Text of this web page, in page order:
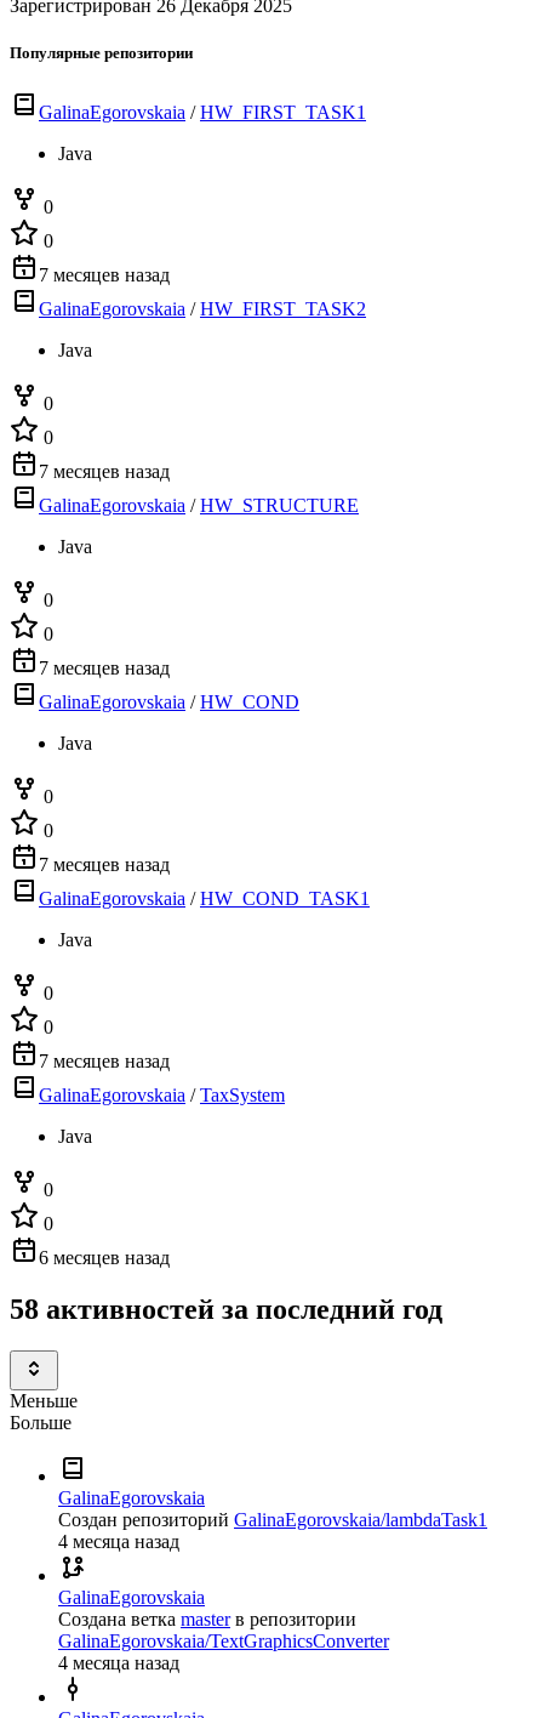
Зарегистрирован 26 Декабря 2025
Популярные репозитории
GalinaEgorovskaia /HW_FIRST_TASK1
Java
0
0
7 месяцев назад
GalinaEgorovskaia /HW_FIRST_TASK2
Java
0
0
7 месяцев назад
GalinaEgorovskaia /HW_STRUCTURE
Java
0
0
7 месяцев назад
GalinaEgorovskaia /HW_COND
Java
0
0
7 месяцев назад
GalinaEgorovskaia /HW_COND_TASK1
Java
0
0
7 месяцев назад
GalinaEgorovskaia /TaxSystem
Java
0
0
6 месяцев назад
58 активностей за последний год
Меньше
Больше
GalinaEgorovskaia
Создан репозиторий GalinaEgorovskaia/lambdaTask1
4 месяца назад
GalinaEgorovskaia
Создана ветка master в репозитории
GalinaEgorovskaia/TextGraphicsConverter
4 месяца назад